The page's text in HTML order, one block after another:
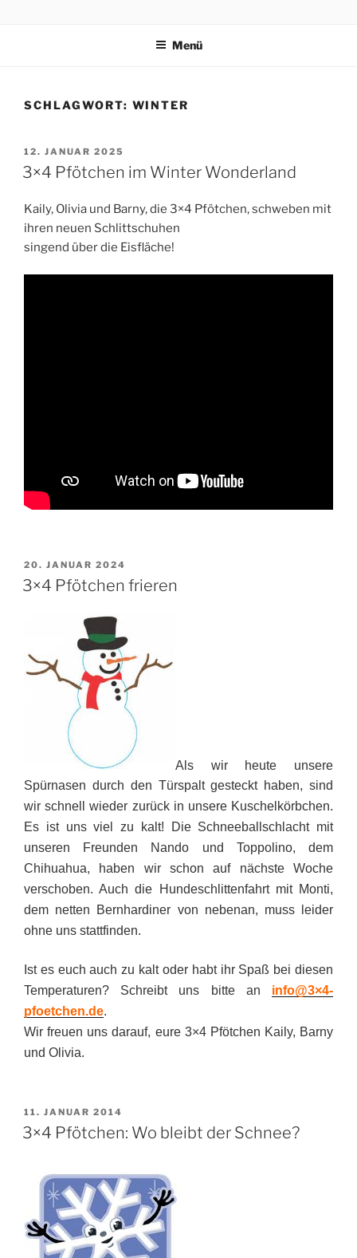
Menü
SCHLAGWORT: WINTER
VERÖFFENTLICHT
AM
12. JANUAR 2025
3×4 Pfötchen im Winter Wonderland
Kaily, Olivia und Barny, die 3×4 Pfötchen, schweben mit
ihren neuen Schlittschuhen
singend über die Eisfläche!
VERÖFFENTLICHT
AM
20. JANUAR 2024
3×4 Pfötchen frieren
Als wir heute unsere
Spürnasen durch den Türspalt gesteckt haben, sind
wir schnell wieder zurück in unsere Kuschelkörbchen.
Es ist uns viel zu kalt! Die Schneeballschlacht mit
unseren Freunden Nando und Toppolino, dem
Chihuahua, haben wir schon auf nächste Woche
verschoben. Auch die Hundeschlittenfahrt mit Monti,
dem netten Bernhardiner von nebenan, muss leider
ohne uns stattfinden.
Ist es euch auch zu kalt oder habt ihr Spaß bei diesen
Temperaturen? Schreibt uns bitte an info@3×4-
pfoetchen.de.
Wir freuen uns darauf, eure 3×4 Pfötchen Kaily, Barny
und Olivia.
VERÖFFENTLICHT
AM
11. JANUAR 2014
3×4 Pfötchen: Wo bleibt der Schnee?